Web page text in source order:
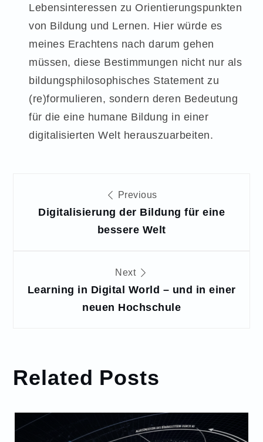
Lebensinteressen zu Orientierungspunkten
von Bildung und Lernen. Hier würde es
meines Erachtens nach darum gehen
müssen, diese Bestimmungen nicht nur als
bildungsphilosophisches Statement zu
(re)formulieren, sondern deren Bedeutung
für die eine humane Bildung in einer
digitalisierten Welt herauszuarbeiten.
Beitragsnavigation
Previous
Digitalisierung der Bildung für eine
bessere Welt
Next
Learning in Digital World – und in einer
neuen Hochschule
Related Posts